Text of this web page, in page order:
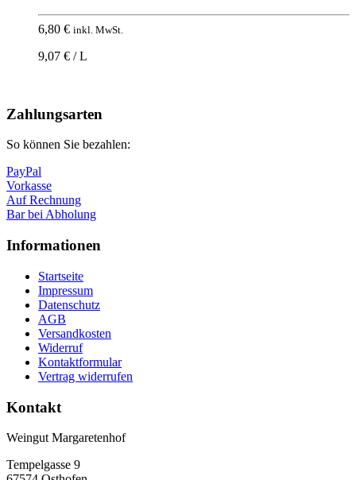
6,80 € inkl. MwSt.
9,07 € / L
oben
Zahlungsarten
So können Sie bezahlen:
PayPal
Vorkasse
Auf Rechnung
Bar bei Abholung
Informationen
Startseite
Impressum
Datenschutz
AGB
Versandkosten
Widerruf
Kontaktformular
Vertrag widerrufen
Kontakt
Weingut Margaretenhof
Tempelgasse 9